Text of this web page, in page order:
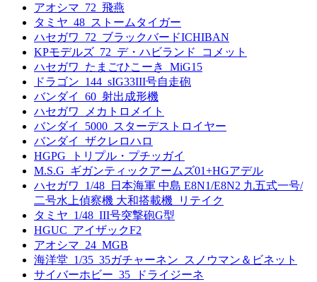
アオシマ_72_飛燕
タミヤ_48_ストームタイガー
ハセガワ_72_ブラックバードICHIBAN
KPモデルズ_72_デ・ハビランド_コメット
ハセガワ_たまごひこーき_MiG15
ドラゴン_144_sIG33III号自走砲
バンダイ_60_射出成形機
ハセガワ_メカトロメイト
バンダイ_5000_スターデストロイヤー
バンダイ_ザクレロハロ
HGPG_トリプル・プチッガイ
M.S.G_ギガンティックアームズ01+HGアデル
ハセガワ_1/48_日本海軍 中島 E8N1/E8N2 九五式一号/
二号水上偵察機 大和搭載機_リテイク
タミヤ_1/48_III号突撃砲G型
HGUC_アイザックF2
アオシマ_24_MGB
海洋堂_1/35_35ガチャーネン_スノウマン＆ビネット
サイバーホビー_35_ドライジーネ